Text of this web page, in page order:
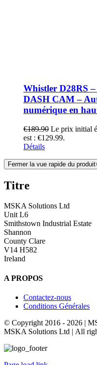
Whistler D28RS
DASH CAM –
numérique en
€189.90 Le prix initial
est : €129.99.
Détails
Fermer la vue rapide du produit
Titre
MSKA Solutions Ltd
Unit L6
Smithstown Industrial Estate
Shannon
County Clare
V14 H582
Ireland
A PROPOS
Contactez-nous
Conditions Générales
© Copyright 2016 - 2026 |
MSKA Solutions Ltd | All